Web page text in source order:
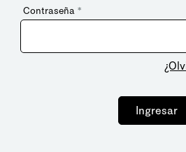
Contraseña *
Ingresar